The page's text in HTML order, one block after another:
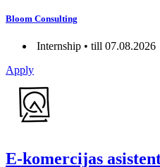
Bloom Consulting
Internship • till 07.08.2026
Apply
E-komercijas